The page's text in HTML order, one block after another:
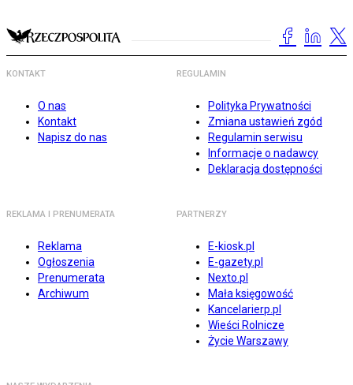
KONTAKT
O nas
Kontakt
Napisz do nas
REGULAMIN
Polityka Prywatności
Zmiana ustawień zgód
Regulamin serwisu
Informacje o nadawcy
Deklaracja dostępności
REKLAMA I PRENUMERATA
Reklama
Ogłoszenia
Prenumerata
Archiwum
PARTNERZY
E-kiosk.pl
E-gazety.pl
Nexto.pl
Mała księgowość
Kancelarierp.pl
Wieści Rolnicze
Życie Warszawy